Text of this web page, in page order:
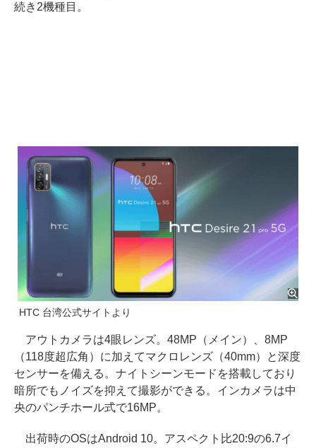
続き2機種目。
HTC 台湾公式サイトより
アウトカメラは4眼レンズ。48MP（メイン）、8MP
（118度超広角）に加えてマクロレンズ（40mm）と深度
センサーを備える。ナイトシーンモードを搭載しており
暗所でもノイズを抑えて撮影ができる。インカメラは中
央のパンチホール式で16MP。
出荷時のOSはAndroid 10。アスペクト比20:9の6.7イ